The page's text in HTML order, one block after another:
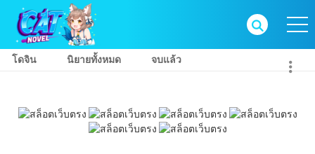
โดจิน นิยายทั้งหมด จบแล้ว